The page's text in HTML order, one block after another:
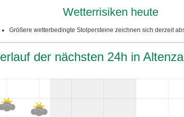
Wetterrisiken heute
Größere wetterbedingte Stolpersteine zeichnen sich derzeit
der nächsten 24h in